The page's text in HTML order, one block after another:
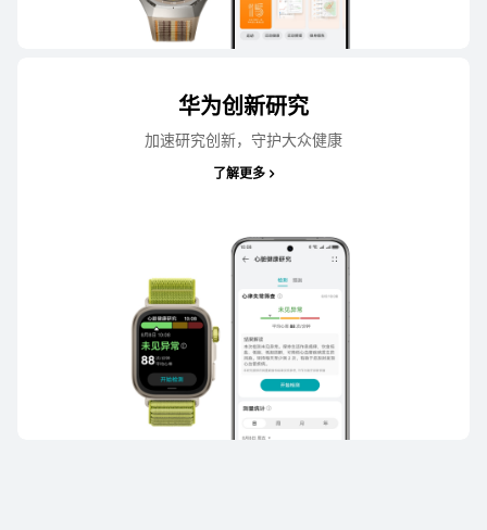
华为儿童手表 5 活力版
华为创新研究
加速研究创新，守护大众健康
了解更多